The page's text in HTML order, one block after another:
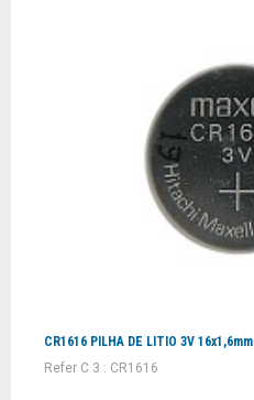
CR1616 PILHA DE LITIO 3V 16x1,6mm
Refer C 3 : CR1616